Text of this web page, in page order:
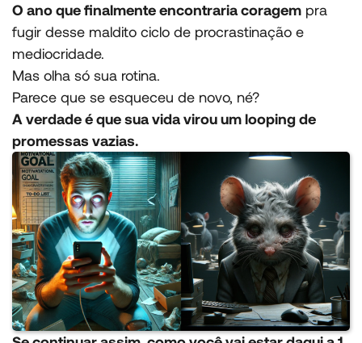
O ano que finalmente encontraria coragem pra
fugir desse maldito ciclo de procrastinação e
mediocridade.
Mas olha só sua rotina.
Parece que se esqueceu de novo, né?
A verdade é que sua vida virou um looping de
promessas vazias.